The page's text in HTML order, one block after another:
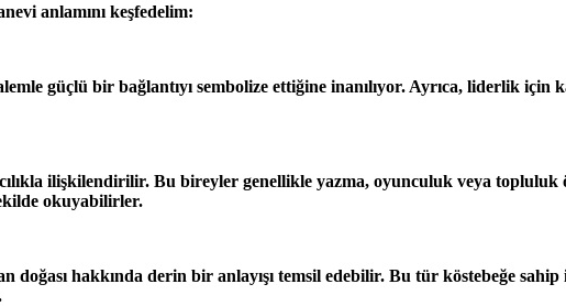
anlamını keşfedelim:
güçlü bir bağlantıyı sembolize ettiğine inanılıyor. Ayrıca, liderlik
ilişkilendirilir. Bu bireyler genellikle yazma, oyunculuk veya topluluk
okuyabilirler.
doğası hakkında derin bir anlayışı temsil edebilir. Bu tür köstebeğe